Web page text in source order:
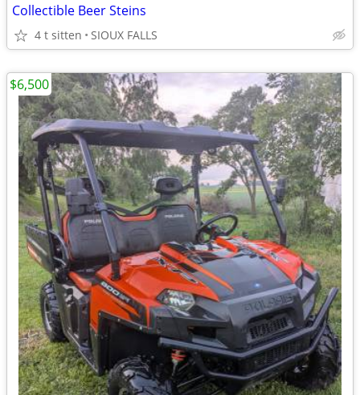
Collectible Beer Steins
4 t sitten SIOUX FALLS
$6,500